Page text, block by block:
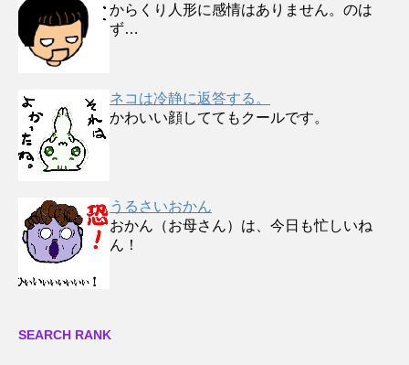
からくり人形に感情はありません。のは
ず…
ネコは冷静に返答する。
かわいい顔しててもクールです。
うるさいおかん
おかん（お母さん）は、今日も忙しいね
ん！
SEARCH RANK